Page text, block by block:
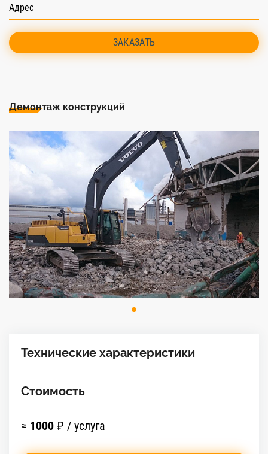
ЗАКАЗАТЬ
Демонтаж конструкций
Технические характеристики
Стоимость
≈ 1000 ₽ / услуга